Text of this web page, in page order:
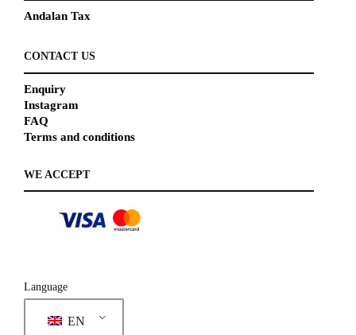
Andalan Tax
CONTACT US
Enquiry
Instagram
FAQ
Terms and conditions
WE ACCEPT
Language
EN